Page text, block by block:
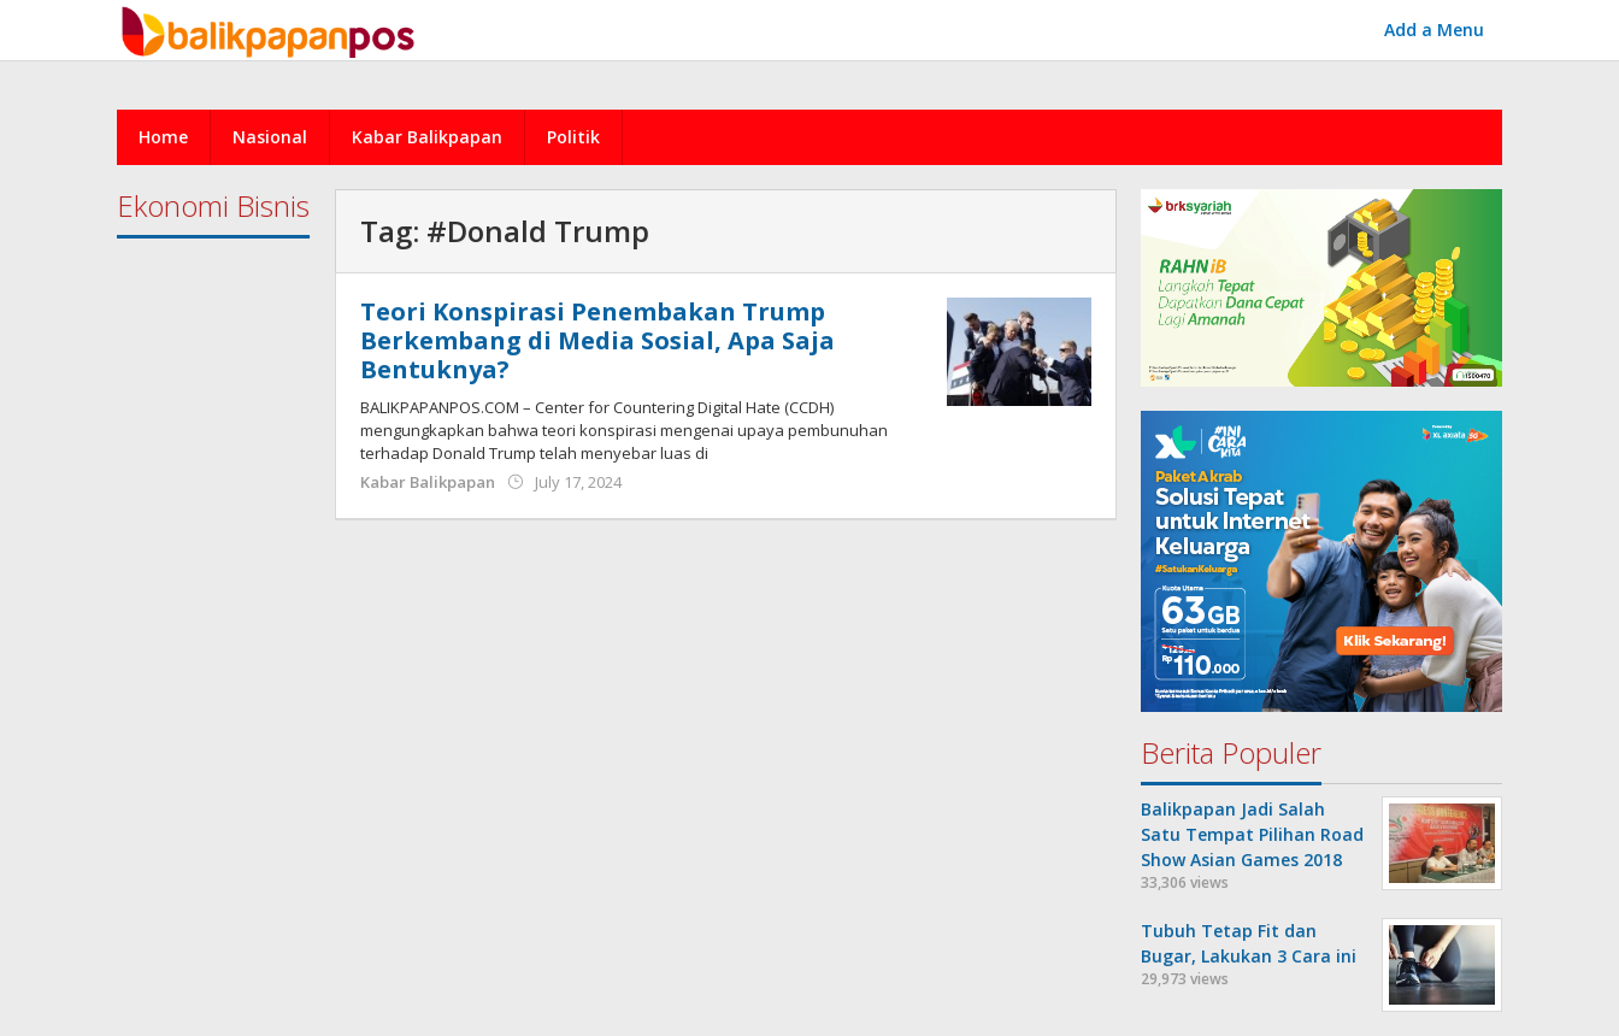
content
Add a Menu
Home Nasional Kabar Balikpapan Politik
Ekonomi Bisnis
Tag: #Donald Trump
Teori Konspirasi Penembakan Trump
Berkembang di Media Sosial, Apa Saja
Bentuknya?
BALIKPAPANPOS.COM – Center for Countering Digital Hate (CCDH)
mengungkapkan bahwa teori konspirasi mengenai upaya pembunuhan
terhadap Donald Trump telah menyebar luas di
Kabar Balikpapan
July 17, 2024by
Berita Populer
Balikpapan Jadi Salah
Satu Tempat Pilihan Road
Show Asian Games 2018
33,306 views
Tubuh Tetap Fit dan
Bugar, Lakukan 3 Cara ini
29,973 views